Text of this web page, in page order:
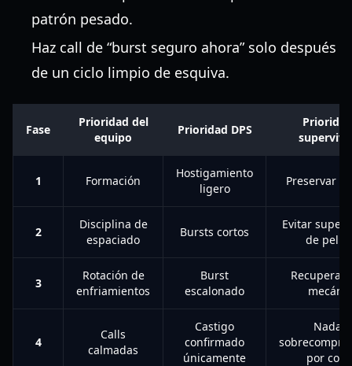
patrón pesado.
Haz call de “burst seguro ahora” solo después
de un ciclo limpio de esquiva.
Fase
Prioridad del
equipo
Prioridad DPS
1 Formación
Hostigamiento
ligero
Preservar
2
Disciplina de
espaciado
Bursts cortos
Evitar
de
3
Rotación de
enfriamientos
Burst
escalonado
4
Calls
calmadas
Castigo
confirmado
únicamente
Nada
por